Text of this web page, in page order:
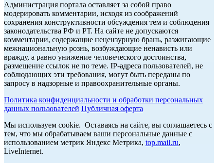
Администрация портала оставляет за собой право
модерировать комментарии, исходя из соображений
сохранения конструктивности обсуждения тем и соблюдения
законодательства РФ и РТ. На сайте не допускаются
комментарии, содержащие нецензурную брань, разжигающие
межнациональную рознь, возбуждающие ненависть или
вражду, а равно унижение человеческого достоинства,
размещение ссылок не по теме. IP-адреса пользователей, не
соблюдающих эти требования, могут быть переданы по
запросу в надзорные и правоохранительные органы.
Политика конфиденциальности и обработки персональных
данных пользователей Публичная оферта
Мы используем cookie. Оставаясь на сайте, вы соглашаетесь с
тем, что мы обрабатываем ваши персональные данные с
использованием метрик Яндекс Метрика, top.mail.ru,
LiveInternet.